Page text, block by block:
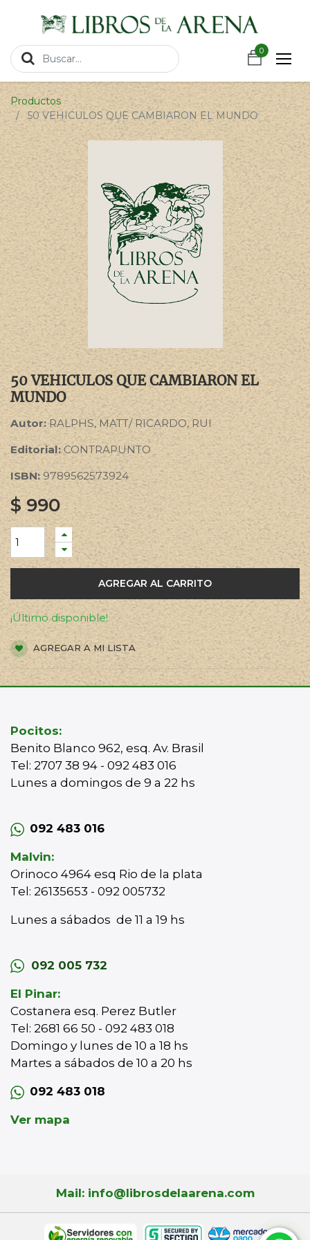
0
0
Productos
50 VEHICULOS QUE CAMBIARON EL MUNDO
50 VEHICULOS QUE CAMBIARON EL
MUNDO
Autor:RALPHS, MATT/ RICARDO, RUI
Editorial:CONTRAPUNTO
ISBN: 9789562573924
$990
AGREGAR AL CARRITO
¡Último disponible!
AGREGAR A MI LISTA
Pocitos:
Benito Blanco 962, esq. Av. Brasil
Tel: 2707 38 94 - 092 483 016
Lunes a domingos de 9 a 22 hs
092 483 016
Malvin:
Orinoco 4964 esq Rio de la plata
Tel: 26135653 - 092 005732
Lunes a sábados de 11 a 19 hs
092 005 732
El Pinar:
Costanera esq. Perez Butler
Tel: 2681 66 50 - 092 483 018
Domingo y lunes de 10 a 18 hs
Martes a sábados de 10 a 20 hs
092 483 018
Ver mapa
Mail: info@librosdelaarena.com